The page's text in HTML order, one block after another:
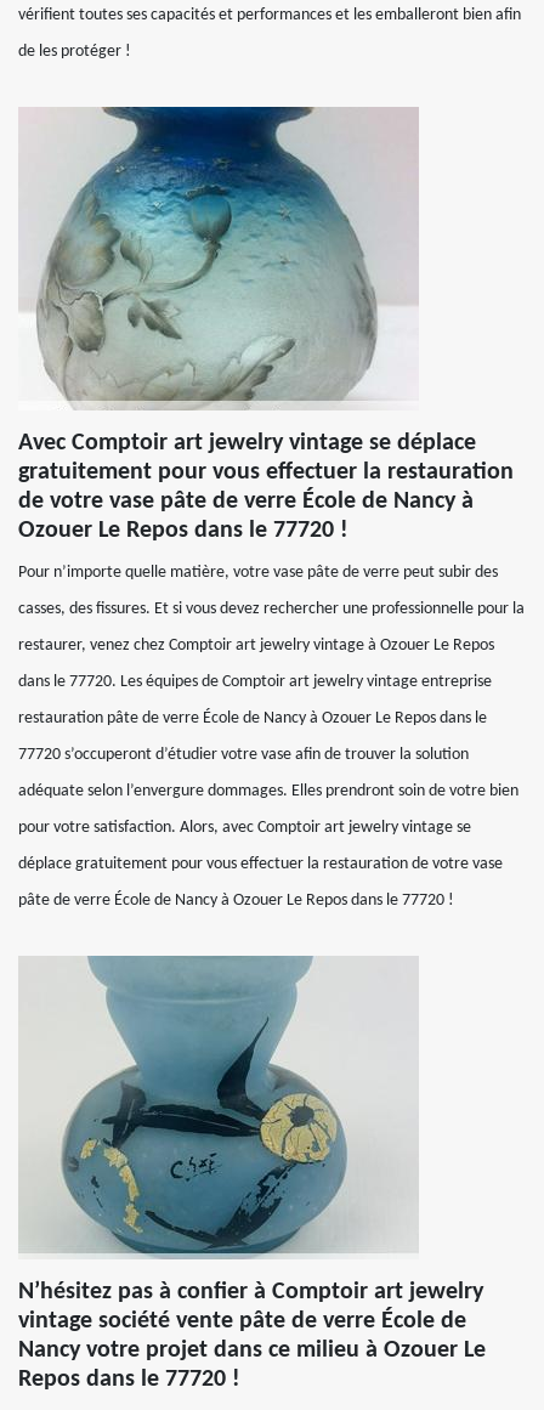
vérifient toutes ses capacités et performances et les emballeront bien afin
de les protéger !
Avec Comptoir art jewelry vintage se déplace
gratuitement pour vous effectuer la restauration
de votre vase pâte de verre École de Nancy à
Ozouer Le Repos dans le 77720 !
Pour n’importe quelle matière, votre vase pâte de verre peut subir des
casses, des fissures. Et si vous devez rechercher une professionnelle pour la
restaurer, venez chez Comptoir art jewelry vintage à Ozouer Le Repos
dans le 77720. Les équipes de Comptoir art jewelry vintage entreprise
restauration pâte de verre École de Nancy à Ozouer Le Repos dans le
77720 s’occuperont d’étudier votre vase afin de trouver la solution
adéquate selon l’envergure dommages. Elles prendront soin de votre bien
pour votre satisfaction. Alors, avec Comptoir art jewelry vintage se
déplace gratuitement pour vous effectuer la restauration de votre vase
pâte de verre École de Nancy à Ozouer Le Repos dans le 77720 !
N’hésitez pas à confier à Comptoir art jewelry
vintage société vente pâte de verre École de
Nancy votre projet dans ce milieu à Ozouer Le
Repos dans le 77720 !